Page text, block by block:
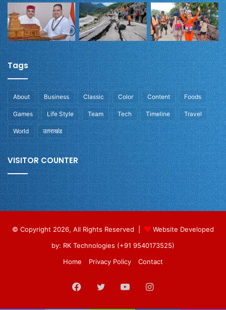
Tags
About Business Classic Color Content Foods
Games Life Style Team Tech Timeline Travel
World उतराखंड
VISITOR COUNTER
© Copyright 2026, All Rights Reserved |
Website Developed
by: RK Technologies (+91 9540173525)
Home
Privacy Policy Contact
Facebook
TwitterYouTubeInstagram